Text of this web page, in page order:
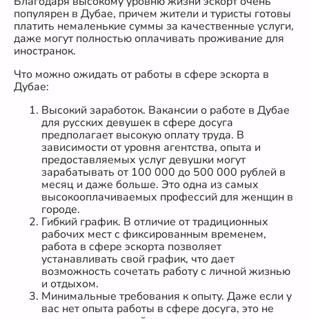
популярен в Дубае, причем жители и туристы готовы
платить немаленькие суммы за качественные услуги,
даже могут полностью оплачивать проживание для
иностранок.
Что можно ожидать от работы в сфере эскорта в
Дубае:
Высокий заработок. Вакансии о работе в Дубае
для русских девушек в сфере досуга
предполагает высокую оплату труда. В
зависимости от уровня агентства, опыта и
предоставляемых услуг девушки могут
зарабатывать от 100 000 до 500 000 рублей в
месяц и даже больше. Это одна из самых
высокооплачиваемых профессий для женщин в
городе.
Гибкий график. В отличие от традиционных
рабочих мест с фиксированным временем,
работа в сфере эскорта позволяет
устанавливать свой график, что дает
возможность сочетать работу с личной жизнью
и отдыхом.
Минимальные требования к опыту. Даже если у
вас нет опыта работы в сфере досуга, это не